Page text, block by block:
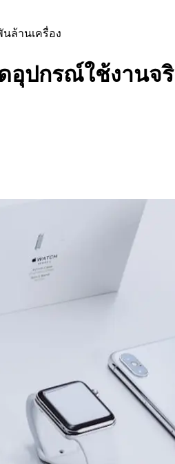
ล้านเครื่อง
อุปกรณ์ใช้งานจ